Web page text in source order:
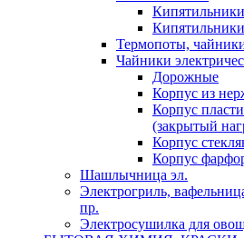
Термопоты,
Чайники
Дорожные
Корпус из
Корпус
(закрытый
Корпус
Корпус
Шашлычница эл.
Электрогриль,
пр.
Электросушилка для